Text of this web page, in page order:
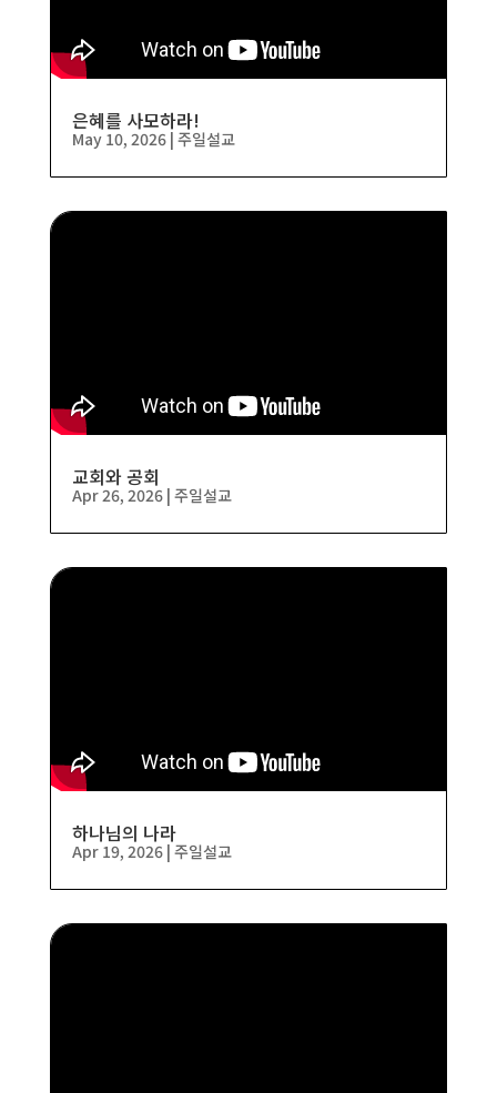
은혜를 사모하라!
May 10, 2026| 주일설교
교회와 공회
Apr 26, 2026| 주일설교
하나님의 나라
Apr 19, 2026| 주일설교